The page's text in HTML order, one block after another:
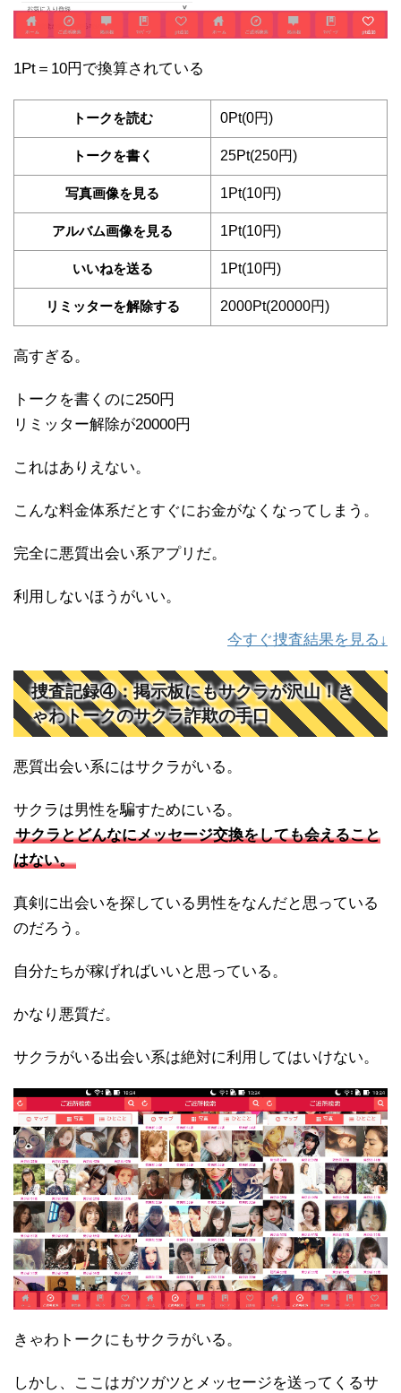
1Pt＝10円で換算されている
トークを読む 0Pt(0円)
トークを書く 25Pt(250円)
写真画像を見る 1Pt(10円)
アルバム画像を見る 1Pt(10円)
いいねを送る 1Pt(10円)
リミッターを解除する 2000Pt(20000円)
高すぎる。
トークを書くのに250円
リミッター解除が20000円
これはありえない。
こんな料金体系だとすぐにお金がなくなってしまう。
完全に悪質出会い系アプリだ。
利用しないほうがいい。
今すぐ捜査結果を見る↓
捜査記録④：掲示板にもサクラが沢山！き
ゃわトークのサクラ詐欺の手口
悪質出会い系にはサクラがいる。
サクラは男性を騙すためにいる。
サクラとどんなにメッセージ交換をしても会えること
はない。
真剣に出会いを探している男性をなんだと思っている
のだろう。
自分たちが稼げればいいと思っている。
かなり悪質だ。
サクラがいる出会い系は絶対に利用してはいけない。
きゃわトークにもサクラがいる。
しかし、ここはガツガツとメッセージを送ってくるサ